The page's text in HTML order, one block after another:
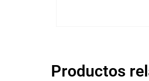
Productos